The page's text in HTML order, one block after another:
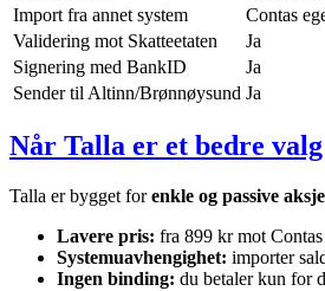
Import fra annet system
Contas
Validering mot Skatteetaten
Ja
Signering med BankID
Ja
Sender til Altinn/Brønnøysund Ja
Når Talla er et bedre valg
Talla er bygget forenkle og passive
Lavere pris: fra 899 kr mot
Systemuavhengighet: importer
Ingen binding: du betaler kun for